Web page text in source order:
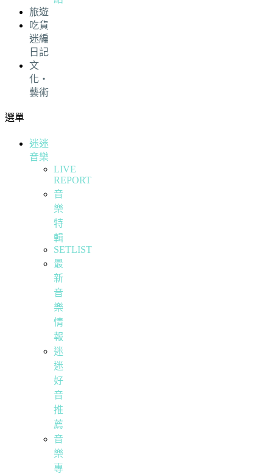
旅遊
吃貨
迷編
日記
文
化・
藝術
選單
迷迷
音樂
LIVE
REPORT
音
樂
特
輯
SETLIST
最
新
音
樂
情
報
迷
迷
好
音
推
薦
音
樂
專